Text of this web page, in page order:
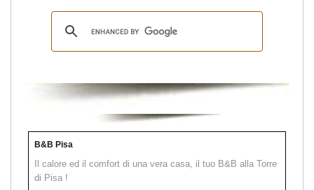
B&B Pisa
Il calore ed il comfort di una vera casa, il tuo B&B alla Torre
di Pisa !